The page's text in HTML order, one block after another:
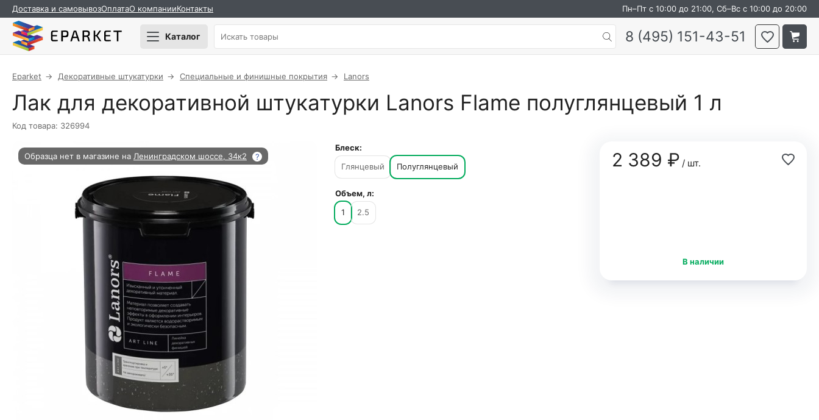
Доставка и самовывозОплатаО компанииКонтакты Пн–Пт с 10:00 до 21:00, Сб–Вс с 10:00 до 20:00
Каталог 8 (495) 151-43-51
Eparket Декоративные штукатурки Специальные и финишные покрытия Lanors
Лак для декоративной штукатурки Lanors Flame полуглянцевый 1 л
Код товара: 326994
Образца нет в магазине на Ленинградском шоссе, 34к2 ? 2 389 ₽/ шт.
В наличии
Блеск:
Глянцевый
Полуглянцевый
Объем, л:
1
2.5